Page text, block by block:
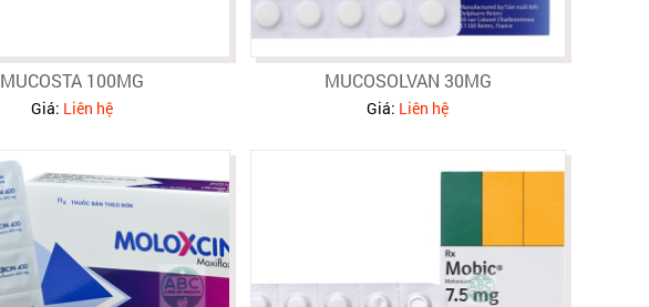
MUCOSTA 100MG
Giá: Liên hệ
MUCOSOLVAN 30MG
Giá: Liên hệ